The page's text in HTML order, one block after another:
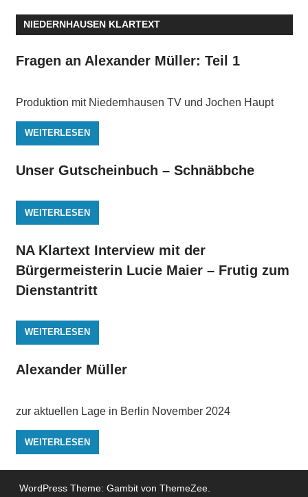
NIEDERNHAUSEN KLARTEXT
Fragen an Alexander Müller: Teil 1
Produktion mit Niedernhausen TV und Jochen Haupt
WEITERLESEN
Unser Gutscheinbuch – Schnäbbche
WEITERLESEN
NA Klartext Interview mit der
Bürgermeisterin Lucie Maier – Frutig zum
Dienstantritt
WEITERLESEN
Alexander Müller
zur aktuellen Lage in Berlin November 2024
WEITERLESEN
WordPress Theme: Gambit von ThemeZee.